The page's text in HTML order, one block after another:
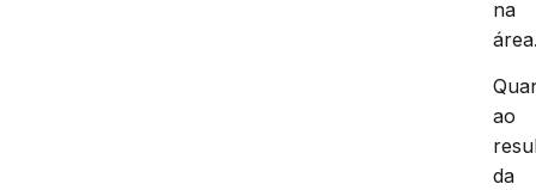
na
ao
da